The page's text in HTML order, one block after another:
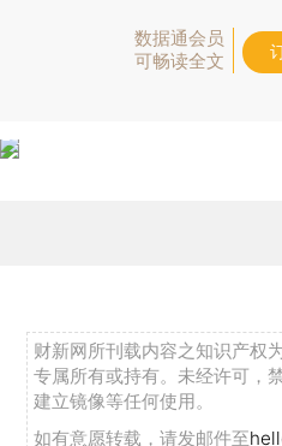
数据通会员
可畅读全文
财新网所刊载内容之知识产权
专属所有或持有。未经许可，
建立镜像等任何使用。
如有意愿转载，请发邮件至